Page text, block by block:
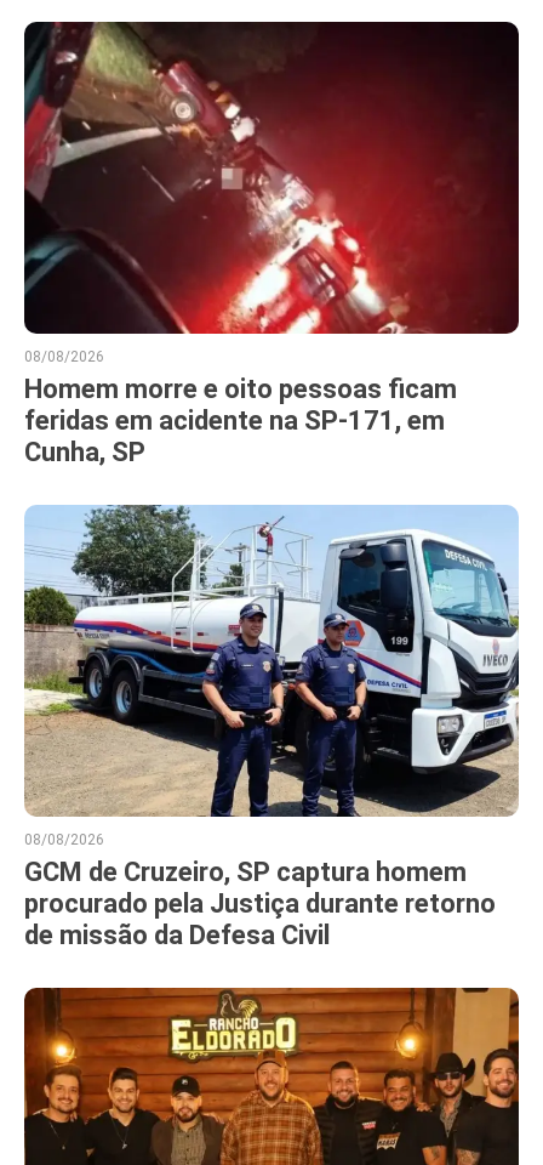
08/08/2026
Homem morre e oito pessoas ficam
feridas em acidente na SP-171, em
Cunha, SP
08/08/2026
GCM de Cruzeiro, SP captura homem
procurado pela Justiça durante retorno
de missão da Defesa Civil